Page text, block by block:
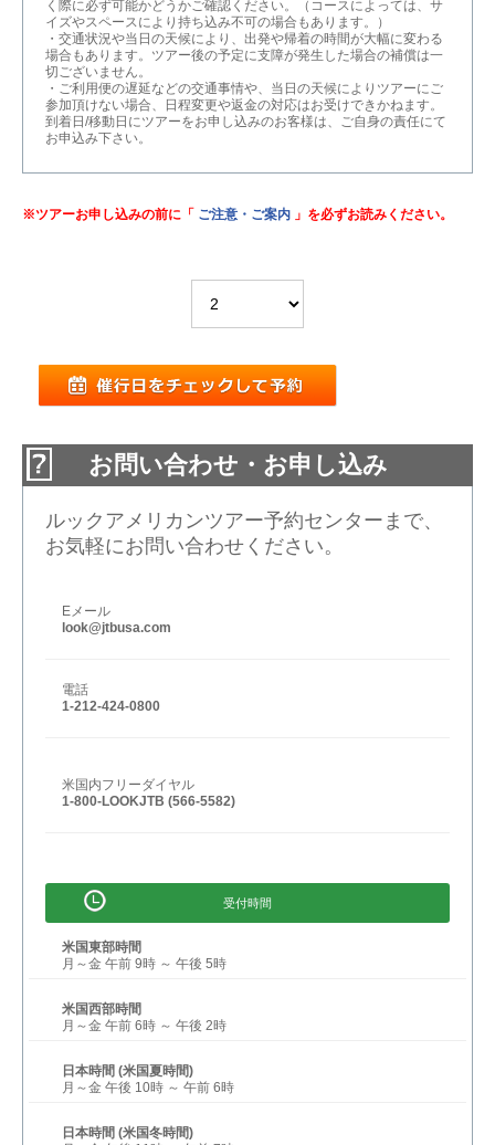
く際に必ず可能かどうかご確認ください。（コースによっては、サ
イズやスペースにより持ち込み不可の場合もあります。）
・交通状況や当日の天候により、出発や帰着の時間が大幅に変わる
場合もあります。ツアー後の予定に支障が発生した場合の補償は一
切ございません。
・ご利用便の遅延などの交通事情や、当日の天候によりツアーにご
参加頂けない場合、日程変更や返金の対応はお受けできかねます。
到着日/移動日にツアーをお申し込みのお客様は、ご自身の責任にて
お申込み下さい。
※ツアーお申し込みの前に「 ご注意・ご案内 」を必ずお読みください。
お問い合わせ・お申し込み
ルックアメリカンツアー予約センターまで、
お気軽にお問い合わせください。
Eメール
look@jtbusa.com
電話
1-212-424-0800
米国内フリーダイヤル
1-800-LOOKJTB (566-5582)
受付時間
米国東部時間
月～金 午前 9時 ～ 午後 5時
米国西部時間
月～金 午前 6時 ～ 午後 2時
日本時間 (米国夏時間)
月～金 午後 10時 ～ 午前 6時
日本時間 (米国冬時間)